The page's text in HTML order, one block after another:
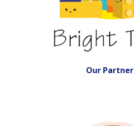
Our Partner